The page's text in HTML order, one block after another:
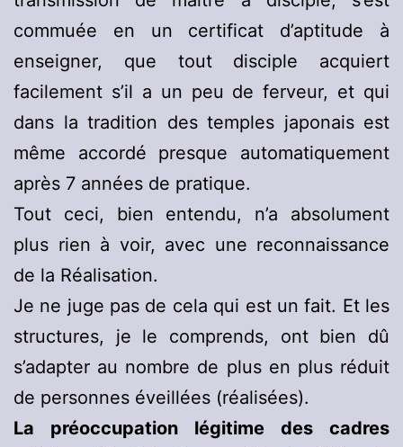
commuée en un certificat d’aptitude à
enseigner, que tout disciple acquiert
facilement s’il a un peu de ferveur, et qui
dans la tradition des temples japonais est
même accordé presque automatiquement
après 7 années de pratique.
Tout ceci, bien entendu, n’a absolument
plus rien à voir, avec une reconnaissance
de la Réalisation.
Je ne juge pas de cela qui est un fait. Et les
structures, je le comprends, ont bien dû
s’adapter au nombre de plus en plus réduit
de personnes éveillées (réalisées).
La préoccupation légitime des cadres